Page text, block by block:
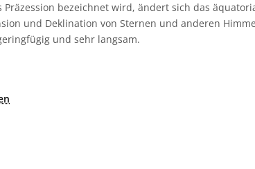
Präzession bezeichnet wird, ändert sich das
und Deklination von Sternen und anderen
und sehr langsam.